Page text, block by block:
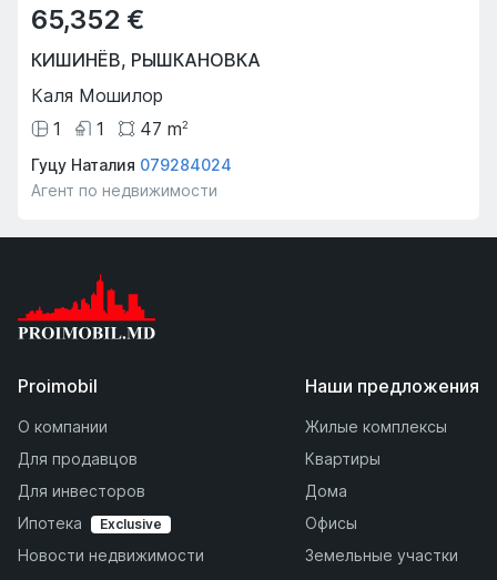
65,352 €
КИШИНЁВ, РЫШКАНОВКА
Каля Мошилор
1
1 47 m2
Гуцу Наталия 079284024
Агент по недвижимости
Proimobil
О компании
Для продавцов
Для инвесторов
Ипотека
Exclusive
Новости недвижимости
Наши предложения
Жилые комплексы
Квартиры
Дома
Офисы
Земельные участки